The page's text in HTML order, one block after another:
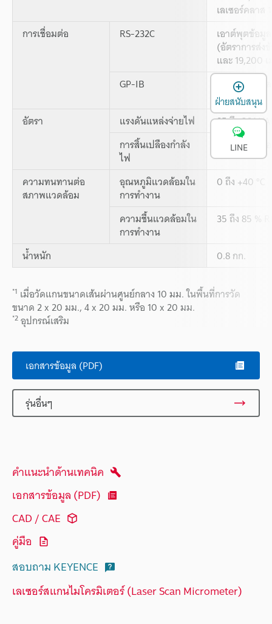
เลเซอร์คลาส
การเชื่อมต่อ
RS-232C เอาต์พุตข้อมู
(อัตราการส่ง
และ 19,200
GP-IB
เอาต์พุตข้อ
ควบคุม
อัตรา แรงดันแหล่งจ่ายไฟ
85 ถึง 264
การสิ้นเปลืองกำลัง
ไฟ
40 VA หรือ
ความทนทานต่อ
สภาพแวดล้อม
อุณหภูมิแวดล้อมใน
การทำงาน
0 ถึง +40 °C
ความชื้นแวดล้อมใน
การทำงาน
35 ถึง 85 %
น้ำหนัก 0.8 กก.
*1 เมื่อวัดแกนขนาดเส้นผ่านศูนย์กลาง 10 มม. ในพื้นที่การวัด
ขนาด 2 x 20 มม., 4 x 20 มม. หรือ 10 x 20 มม.
*2อุปกรณ์เสริม
เอกสารข้อมูล (PDF)
รุ่นอื่นๆ
คำแนะนำด้านเทคนิค
เอกสารข้อมูล (PDF)
CAD / CAE
คู่มือ
สอบถาม KEYENCE
เลเซอร์สแกนไมโครมิเตอร์ (Laser Scan Micrometer)
ฝ่ายสนับสนุน
LINE